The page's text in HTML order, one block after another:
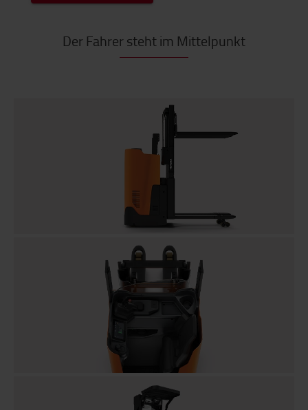
Der Fahrer steht im Mittelpunkt